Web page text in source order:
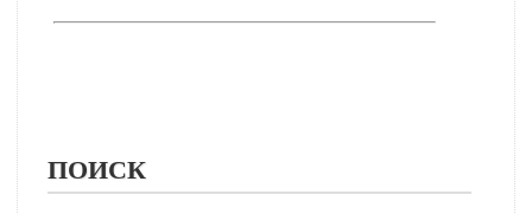
ПОИСК